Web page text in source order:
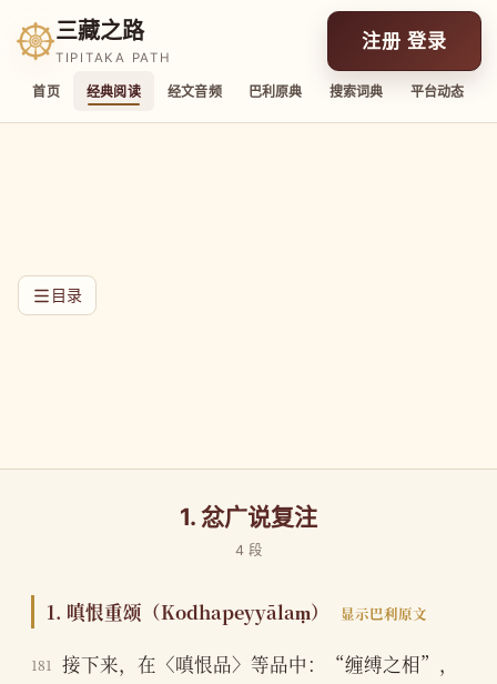
三藏之路
TIPITAKA PATH
首页 经典阅读 经文音频 巴利原典 搜索词典 平台动态
注册 登录
目录
1. 忿广说复注
4 段
1. 嗔恨重颂（Kodhapeyyālaṃ） 显示巴利原文
181
接下来，在〈嗔恨品〉等品中：“缠缚之相”，